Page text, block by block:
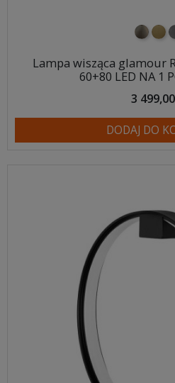
nikiel
Lampa wisząca glamour
60+80 LED NA 1
3
DODAJ DO